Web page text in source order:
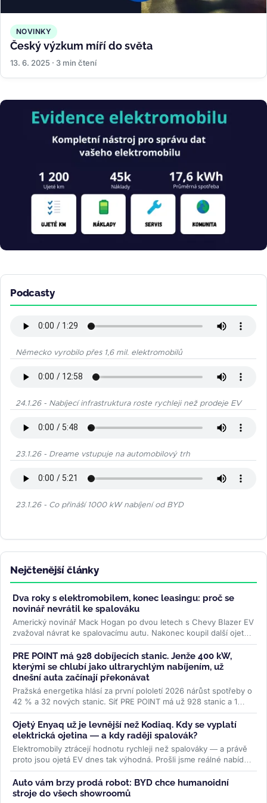
NOVINKY
Český výzkum míří do světa
13. 6. 2025 · 3 min čtení
Obrázek
Podcasty
Německo vyrobilo přes 1,6 mil. elektromobilů
24.1.26 - Nabíjecí infrastruktura roste rychleji než prodeje EV
23.1.26 - Dreame vstupuje na automobilový trh
23.1.26 - Co přináší 1000 kW nabíjení od BYD
Nejčtenější články
Dva roky s elektromobilem, konec leasingu: proč se
novinář nevrátil ke spalováku
Americký novinář Mack Hogan po dvou letech s Chevy Blazer EV
zvažoval návrat ke spalovacímu autu. Nakonec koupil další ojetý
elektromobil...>>
PRE POINT má 928 dobíjecích stanic. Jenže 400 kW,
kterými se chlubí jako ultrarychlým nabíjením, už
dnešní auta začínají překonávat
Pražská energetika hlásí za první pololetí 2026 nárůst spotřeby o
42 % a 32 nových stanic. Síť PRE POINT má už 928 stanic a 1
468...>>
Ojetý Enyaq už je levnější než Kodiaq. Kdy se vyplatí
elektrická ojetina — a kdy raději spalovák?
Elektromobily ztrácejí hodnotu rychleji než spalováky — a právě
proto jsou ojetá EV dnes tak výhodná. Prošli jsme reálné nabídky
na...>>
Auto vám brzy prodá robot: BYD chce humanoidní
stroje do všech showroomů